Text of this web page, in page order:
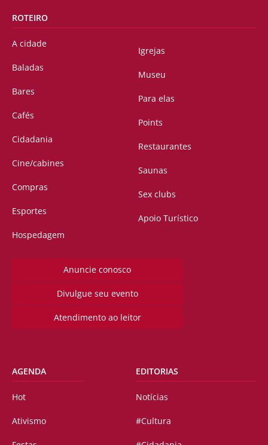
ROTEIRO
A cidade
Baladas
Bares
Cafés
Cidadania
Cine/cabines
Compras
Esportes
Hospedagem
Igrejas
Museu
Para elas
Points
Restaurantes
Saunas
Sex clubs
Apoio Turístico
Anuncie conosco
Divulgue seu evento
Atendimento ao leitor
AGENDA
Hot
Ativismo
EDITORIAS
Notícias
#Cultura